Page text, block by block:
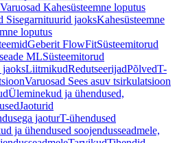
Varuosad Kahesüsteemne loputus
Sisegarnituurid jaoksKahesüsteemne
loputus
Geberit FlowFitSüsteemitorud
MLSüsteemitorud
jaoksLiitmikudRedutseerijadPõlvedT-
Varuosad Sees asuv tsirkulatsioon
Üleminekud ja ühendused,
Jaoturid
jaoturT-ühendused
ja ühendused soojendusseadmele,